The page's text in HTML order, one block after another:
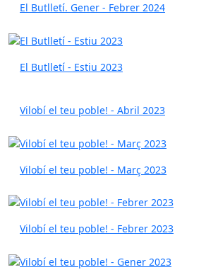
El Butlletí. Gener - Febrer 2024
El Butlletí - Estiu 2023
Vilobí el teu poble! - Abril 2023
Vilobí el teu poble! - Març 2023
Vilobí el teu poble! - Febrer 2023